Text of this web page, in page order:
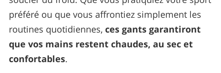
préféré ou que vous affrontiez simplement les
routines quotidiennes, ces gants garantiront
que vos mains restent chaudes, au sec et
confortables.